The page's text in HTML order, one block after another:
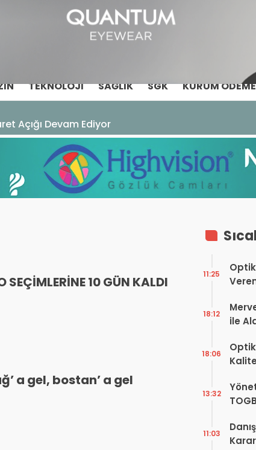
TEKNOLOJI SAĞLIK SGK KURUM
Açığı Devam Ediyor
SEÇİMLERİNE 10 GÜN KALDI
a gel, bostan’ a gel
11:25
ile
18:12
18:06
13:32
11:03